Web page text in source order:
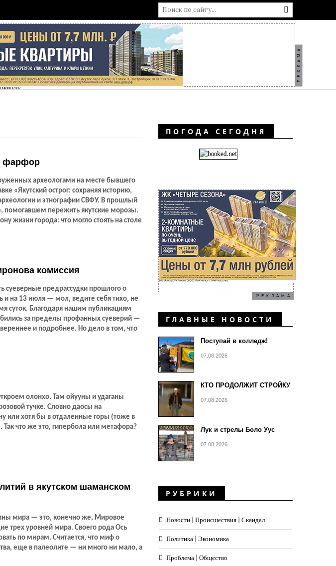
РЕКЛАМА
фарфор
археологами на месте бывшего
«Якутский острог: сохраняя историю,
и этнографии СВФУ. В прошлый
помогавшем пережить якутские морозы.
жизни города: что могло стоять на столе
комиссия
суеверные предрассудки прошлого о
и на 13 июля — мол, ведите себя тихо, не
суток. Благодаря нашим публикациям
за пределы профанных суеверий —
и подробнее. Но дело в том, что
называемых «старых землях» (өтөх и
олонхо. Там ойууны и удаганы
тучке. Словно даосы на
или хотя бы в отдаленные горы (тоже в
Так что же это, гипербола или метафора?
в якутском шаманском
мира — это, конечно же, Мировое
трех уровней мира. Своего рода Ось
по мирам. Считается, что миф о
еще в палеолите — ни много ни мало, а
ПОГОДА СЕГОДНЯ
РЕКЛАМА
ГЛАВНЫЕ НОВОСТИ
Поступай в колледж!
07.08.2026
КТО ПРОДОЛЖИТ СТРОЙКУ
07.08.2026
Лук и стрелы Боло Уус
07.08.2026
РУБРИКИ
Новости | Происшествия | Скандал
Политика | Экономика
Проблема | Общество